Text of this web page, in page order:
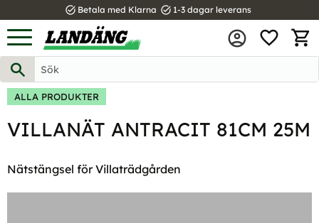
Meny
task_alt Betala med Klarna task_alt 1-3 dagar leverans
ALLA PRODUKTER
VILLANÄT ANTRACIT 81CM 25M
Nätstängsel för Villaträdgården